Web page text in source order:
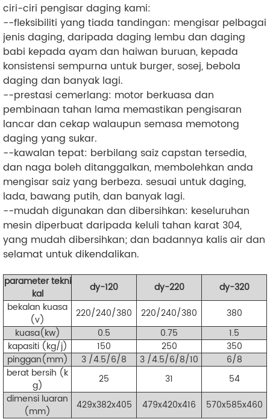
ciri-ciri pengisar daging kami:
--fleksibiliti yang tiada tandingan: mengisar pelbagai
jenis daging, daripada daging lembu dan daging
babi kepada ayam dan haiwan buruan, kepada
konsistensi sempurna untuk burger, sosej, bebola
daging dan banyak lagi.
--prestasi cemerlang: motor berkuasa dan
pembinaan tahan lama memastikan pengisaran
lancar dan cekap walaupun semasa memotong
daging yang sukar.
--kawalan tepat: berbilang saiz capstan tersedia,
dan naga boleh ditanggalkan, membolehkan anda
mengisar saiz yang berbeza. sesuai untuk daging,
lada, bawang putih, dan banyak lagi.
--mudah digunakan dan dibersihkan: keseluruhan
mesin diperbuat daripada keluli tahan karat 304,
yang mudah dibersihkan; dan badannya kalis air dan
selamat untuk dikendalikan.
parameter tekni
kal
dy-120 dy-220
dy-320
bekalan kuasa
(v)
220/240/380 220/240/380
380
kuasa(kw)
0.5 0.75
1.5
kapasiti (kg/j)
150 250
350
pinggan(mm)
3 /4.5/6/8 3 /4.5/6/8/10
6/8
berat bersih (k
g)
25 31
54
dimensi luaran
(mm)
429x382x405 479x420x416 570x585x460